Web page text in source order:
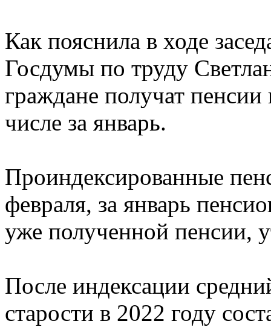
Как пояснила в ходе
Госдумы по труду
граждане получат
числе за январь.
Проиндексированные
февраля, за январь
уже полученной пенсии,
После индексации
старости в 2022 году